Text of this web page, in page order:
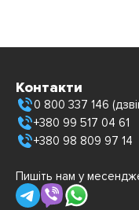
Контакти
0 800 337 146
+380 99 517 04 61
+380 98 809 97 14
Пишіть нам у